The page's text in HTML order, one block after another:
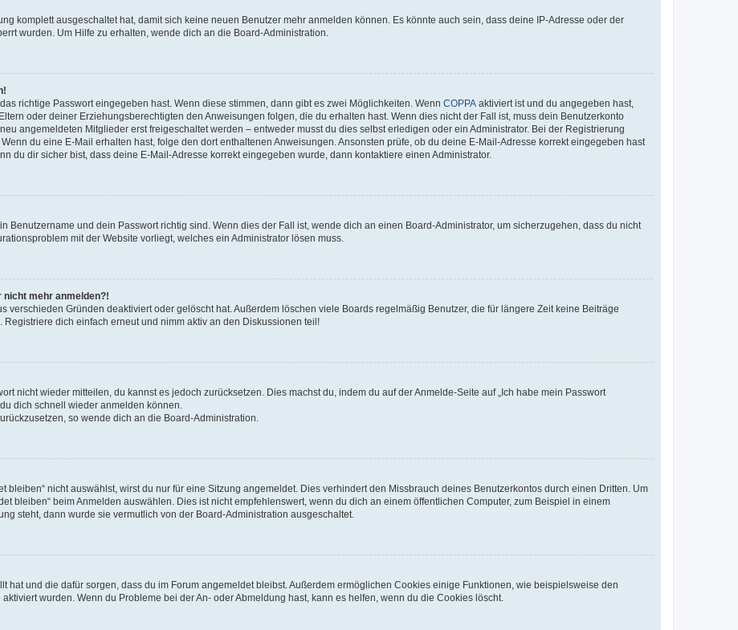
komplett ausgeschaltet hat, damit sich keine neuen Benutzer mehr anmelden können. Es könnte auch sein, dass deine IP-Adresse oder der
wurden. Um Hilfe zu erhalten, wende dich an die Board-Administration.
richtige Passwort eingegeben hast. Wenn diese stimmen, dann gibt es zwei Möglichkeiten. Wenn COPPA aktiviert ist und du angegeben hast,
oder deiner Erziehungsberechtigten den Anweisungen folgen, die du erhalten hast. Wenn dies nicht der Fall ist, muss dein Benutzerkonto
angemeldeten Mitglieder erst freigeschaltet werden – entweder musst du dies selbst erledigen oder ein Administrator. Bei der Registrierung
du eine E-Mail erhalten hast, folge den dort enthaltenen Anweisungen. Ansonsten prüfe, ob du deine E-Mail-Adresse korrekt eingegeben hast
du dir sicher bist, dass deine E-Mail-Adresse korrekt eingegeben wurde, dann kontaktiere einen Administrator.
Benutzername und dein Passwort richtig sind. Wenn dies der Fall ist, wende dich an einen Board-Administrator, um sicherzugehen, dass du nicht
mit der Website vorliegt, welches ein Administrator lösen muss.
mehr anmelden?!
verschieden Gründen deaktiviert oder gelöscht hat. Außerdem löschen viele Boards regelmäßig Benutzer, die für längere Zeit keine Beiträge
dich einfach erneut und nimm aktiv an den Diskussionen teil!
nicht wieder mitteilen, du kannst es jedoch zurücksetzen. Dies machst du, indem du auf der Anmelde-Seite auf „Ich habe mein Passwort
dich schnell wieder anmelden können.
so wende dich an die Board-Administration.
bleiben“ nicht auswählst, wirst du nur für eine Sitzung angemeldet. Dies verhindert den Missbrauch deines Benutzerkontos durch einen Dritten. Um
bleiben“ beim Anmelden auswählen. Dies ist nicht empfehlenswert, wenn du dich an einem öffentlichen Computer, zum Beispiel in einem
steht, dann wurde sie vermutlich von der Board-Administration ausgeschaltet.
hat und die dafür sorgen, dass du im Forum angemeldet bleibst. Außerdem ermöglichen Cookies einige Funktionen, wie beispielsweise den
wurden. Wenn du Probleme bei der An- oder Abmeldung hast, kann es helfen, wenn du die Cookies löscht.